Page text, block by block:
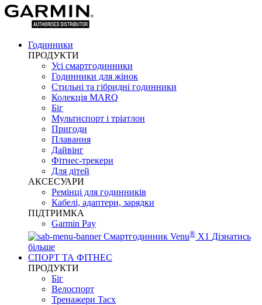
Годинники
ПРОДУКТИ
Усі смартгодинники
Годинники для жінок
Стильні та гібридні годинники
Колекція MARQ
Біг
Мультиспорт і тріатлон
Пригоди
Плавання
Дайвінг
Фітнес-трекери
Для дітей
АКСЕСУАРИ
Ремінці для годинників
Кабелі, адаптери, зарядки
ПІДТРИМКА
Garmin Pay
Смартгодинник Venu® X1 Дізнатись
більше
СПОРТ ТА ФІТНЕС
ПРОДУКТИ
Біг
Велоспорт
Тренажери Tacx